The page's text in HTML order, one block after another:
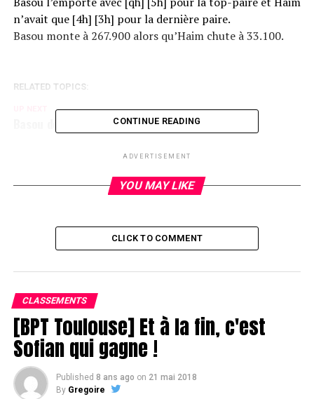
n’avait que [4h] [3h] pour la dernière paire.
Basou monte à 267.900 alors qu’Haim chute à 33.100.
RELATED TOPICS:
Basou destack Imad Derwiche
CONTINUE READING
ADVERTISEMENT
YOU MAY LIKE
CLICK TO COMMENT
CLASSEMENTS
[BPT Toulouse] Et à la fin, c'est
Sofian qui gagne !
Published 8 ans ago on 21 mai 2018
By Gregoire